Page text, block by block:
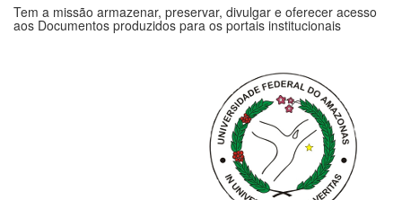
Tem a missão armazenar, preservar, divulgar e oferecer acesso
aos Documentos produzidos para os portais institucionais